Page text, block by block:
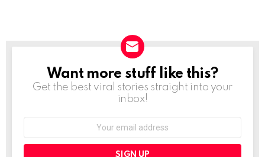
NEWSLETTER
Want more stuff like this?
Get the best viral stories straight into your
inbox!